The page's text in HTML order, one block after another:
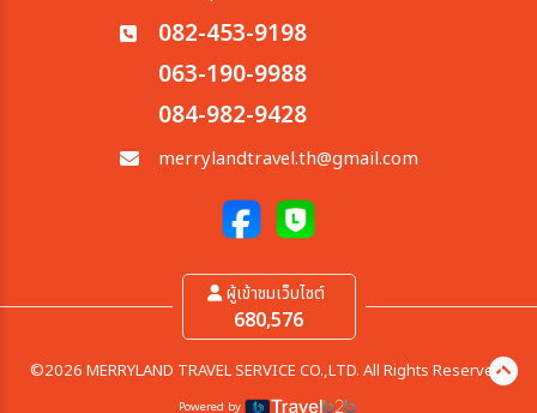
082-453-9198
063-190-9988
084-982-9428
merrylandtravel.th@gmail.com
ผู้เข้าชมเว็บไซต์
680,576
©2026 MERRYLAND TRAVEL SERVICE CO.,LTD. All Rights Reserved.
Powered by